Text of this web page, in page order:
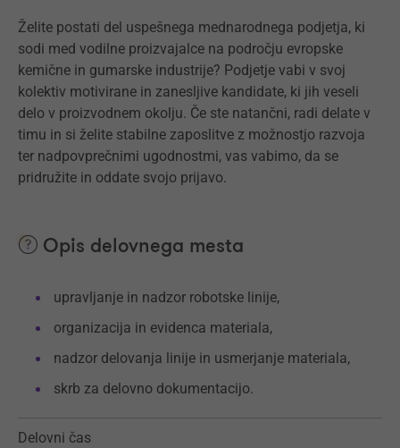
Želite postati del uspešnega mednarodnega podjetja, ki
sodi med vodilne proizvajalce na področju evropske
kemične in gumarske industrije? Podjetje vabi v svoj
kolektiv motivirane in zanesljive kandidate, ki jih veseli
delo v proizvodnem okolju. Če ste natančni, radi delate v
timu in si želite stabilne zaposlitve z možnostjo razvoja
ter nadpovprečnimi ugodnostmi, vas vabimo, da se
pridružite in oddate svojo prijavo.
Opis delovnega mesta
upravljanje in nadzor robotske linije,
organizacija in evidenca materiala,
nadzor delovanja linije in usmerjanje materiala,
skrb za delovno dokumentacijo.
Delovni čas